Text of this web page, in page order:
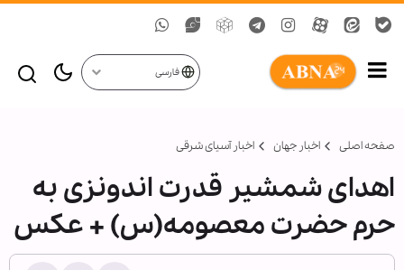
فارسی
صفحه اصلی اخبار جهان اخبار آسیای شرقی
اهدای شمشیر قدرت اندونزی به
حرم حضرت معصومه(س) + عکس